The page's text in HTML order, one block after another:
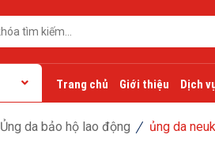
Trang chủ Giới thiệu Dịch
Ủng da bảo hộ lao động ủng da